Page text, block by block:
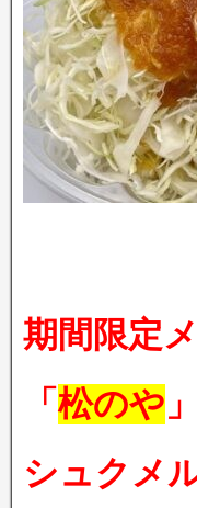
期間限定
「 松のや
シュクメ